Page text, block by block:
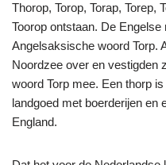
Thorop, Torop, Torap, Torep,
Toorop ontstaan. De
Angelsaksische woord Torp.
Noordzee over en vestigden
woord Torp mee. Een thorp
landgoed met boerderijen en
England.